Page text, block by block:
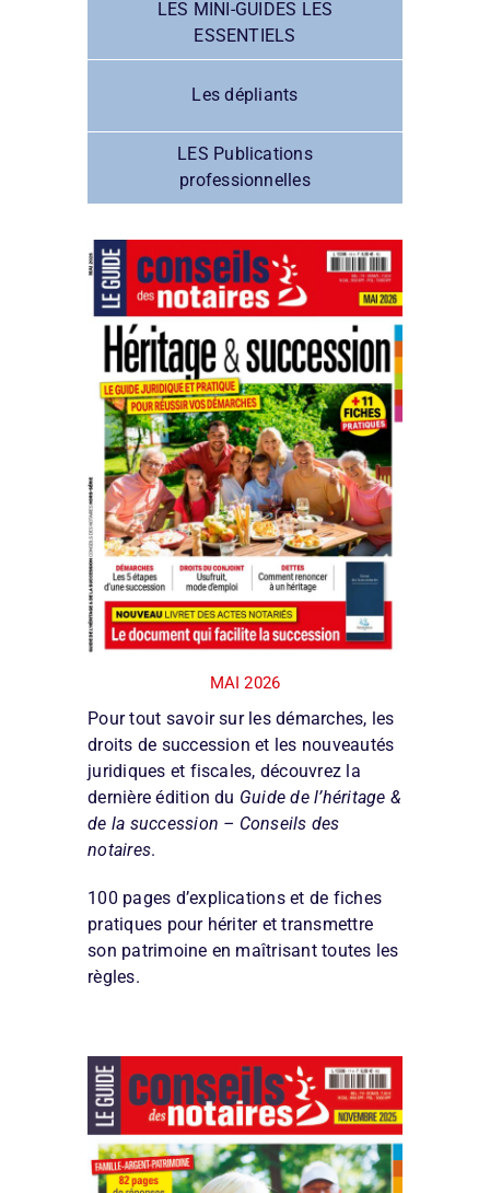
LES MINI-GUIDES LES
ESSENTIELS
Les dépliants
LES Publications
professionnelles
MAI 2026
Pour tout savoir sur les démarches, les
droits de succession et les nouveautés
juridiques et fiscales, découvrez la
dernière édition du Guide de l’héritage &
de la succession – Conseils des
notaires.
100 pages d’explications et de fiches
pratiques pour hériter et transmettre
son patrimoine en maîtrisant toutes les
règles.